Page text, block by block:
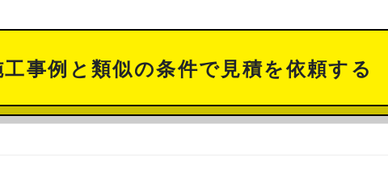
事例と類似の条件で見積を依頼する